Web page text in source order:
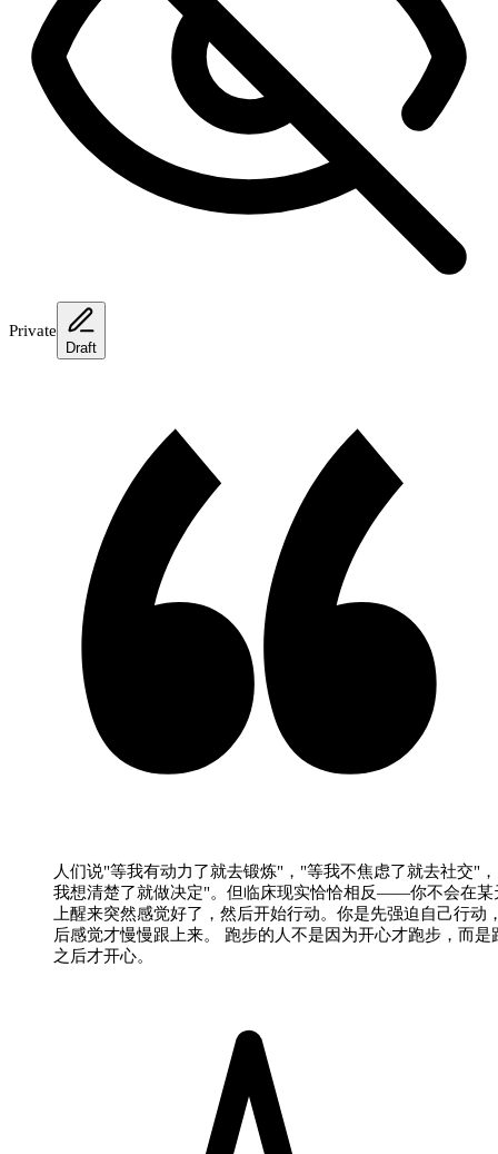
Private
Draft
人们说"等我有动力了就去锻炼"，"等我不焦虑了就去社交"
我想清楚了就做决定"。但临床现实恰恰相反——你不会在某
上醒来突然感觉好了，然后开始行动。你是先强迫自己行动
后感觉才慢慢跟上来。 跑步的人不是因为开心才跑步，而是
之后才开心。